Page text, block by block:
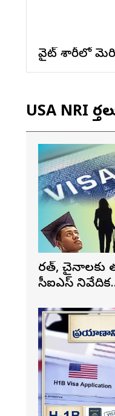
వైట్ శారీలో
USA NRI
భారత్, చైనాలకు
సీఐఎస్